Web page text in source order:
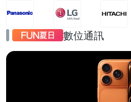
數位通訊